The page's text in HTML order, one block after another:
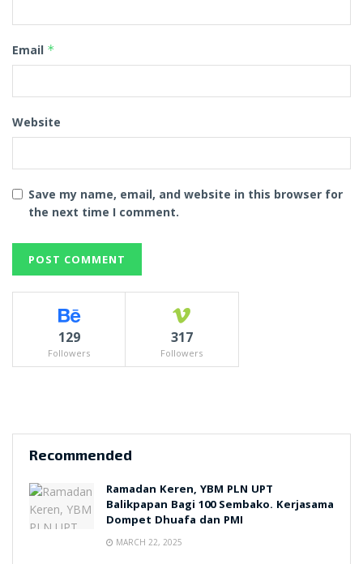
Email *
Website
Save my name, email, and website in this browser for
the next time I comment.
129
Followers
317
Followers
Recommended
Ramadan Keren, YBM PLN UPT
Balikpapan Bagi 100 Sembako. Kerjasama
Dompet Dhuafa dan PMI
MARCH 22, 2025